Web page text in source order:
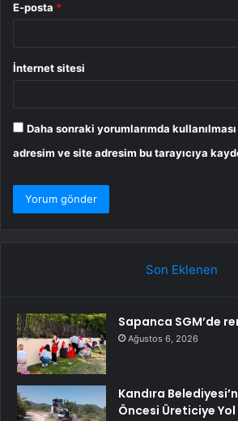
E-posta *
İnternet sitesi
Daha sonraki yorumlarımda
adresim ve site adresim bu tarayıcıya
Son Eklenen
Sapanca SGM’de
Ağustos 6, 2026
Kandıra
Öncesi Üreticiye